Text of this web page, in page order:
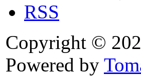
RSS
Copyright ©
Powered by